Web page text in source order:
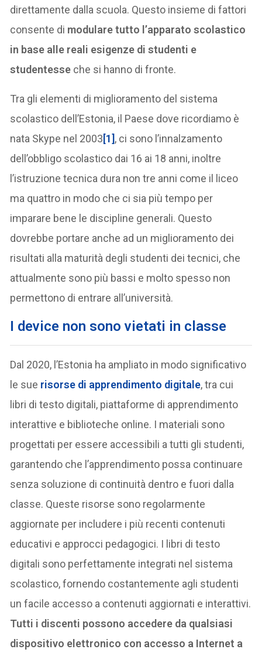
direttamente dalla scuola. Questo insieme di fattori
consente di modulare tutto l’apparato scolastico
in base alle reali esigenze di studenti e
studentesse che si hanno di fronte.
Tra gli elementi di miglioramento del sistema
scolastico dell’Estonia, il Paese dove ricordiamo è
nata Skype nel 2003[1], ci sono l’innalzamento
dell’obbligo scolastico dai 16 ai 18 anni, inoltre
l’istruzione tecnica dura non tre anni come il liceo
ma quattro in modo che ci sia più tempo per
imparare bene le discipline generali. Questo
dovrebbe portare anche ad un miglioramento dei
risultati alla maturità degli studenti dei tecnici, che
attualmente sono più bassi e molto spesso non
permettono di entrare all’università.
I device non sono vietati in classe
Dal 2020, l’Estonia ha ampliato in modo significativo
le sue risorse di apprendimento digitale, tra cui
libri di testo digitali, piattaforme di apprendimento
interattive e biblioteche online. I materiali sono
progettati per essere accessibili a tutti gli studenti,
garantendo che l’apprendimento possa continuare
senza soluzione di continuità dentro e fuori dalla
classe. Queste risorse sono regolarmente
aggiornate per includere i più recenti contenuti
educativi e approcci pedagogici. I libri di testo
digitali sono perfettamente integrati nel sistema
scolastico, fornendo costantemente agli studenti
un facile accesso a contenuti aggiornati e interattivi.
Tutti i discenti possono accedere da qualsiasi
dispositivo elettronico con accesso a Internet a